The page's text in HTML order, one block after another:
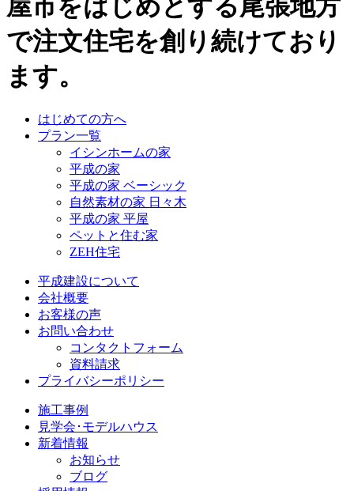
屋市をはじめとする尾張地方
で注文住宅を創り続けており
ます。
はじめての方へ
プラン一覧
イシンホームの家
平成の家
平成の家 ベーシック
自然素材の家 日々木
平成の家 平屋
ペットと住む家
ZEH住宅
平成建設について
会社概要
お客様の声
お問い合わせ
コンタクトフォーム
資料請求
プライバシーポリシー
施工事例
見学会･モデルハウス
新着情報
お知らせ
ブログ